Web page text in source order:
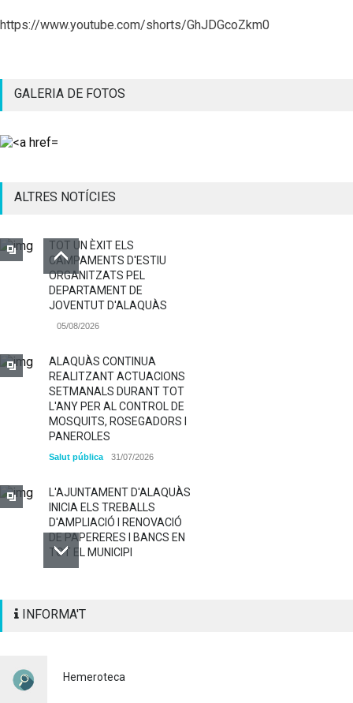
https://www.youtube.com/shorts/GhJDGcoZkm0
GALERIA DE FOTOS
ALTRES NOTÍCIES
TOT UN ÈXIT ELS
CAMPAMENTS D'ESTIU
ORGANITZATS PEL
DEPARTAMENT DE
JOVENTUT D'ALAQUÀS
05/08/2026
ALAQUÀS CONTINUA
REALITZANT ACTUACIONS
SETMANALS DURANT TOT
L'ANY PER AL CONTROL DE
MOSQUITS, ROSEGADORS I
PANEROLES
Salut pública 31/07/2026
L'AJUNTAMENT D'ALAQUÀS
INICIA ELS TREBALLS
D'AMPLIACIÓ I RENOVACIÓ
DE PAPERERES I BANCS EN
TOT EL MUNICIPI
SENYALITZACIÓ
Policia 29/07/2026
INFORMA'T
Hemeroteca